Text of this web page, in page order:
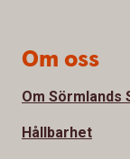
Om oss
Om Sörmlands
Hållbarhet